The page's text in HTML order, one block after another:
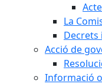
La
Decrets
Acció de
Informació